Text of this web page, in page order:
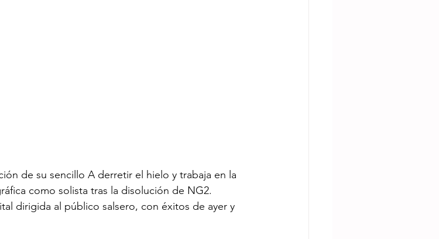
de su sencillo A derretir el hielo y trabaja en la
como solista tras la disolución de NG2.
dirigida al público salsero, con éxitos de ayer y